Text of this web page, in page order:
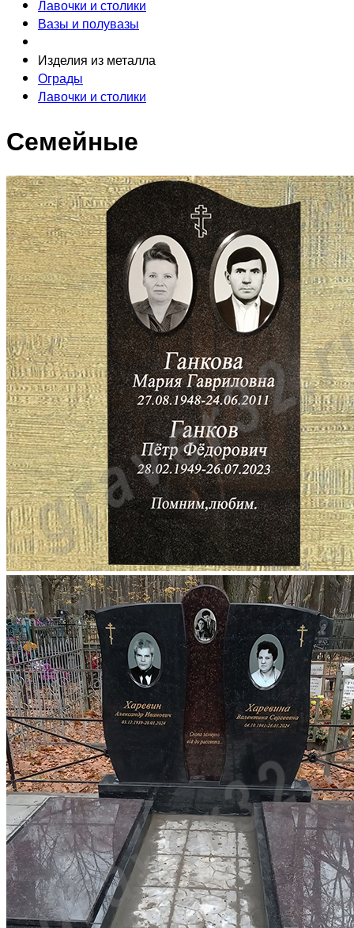
Лавочки и столики
Вазы и полувазы
Изделия из металла
Ограды
Лавочки и столики
Семейные